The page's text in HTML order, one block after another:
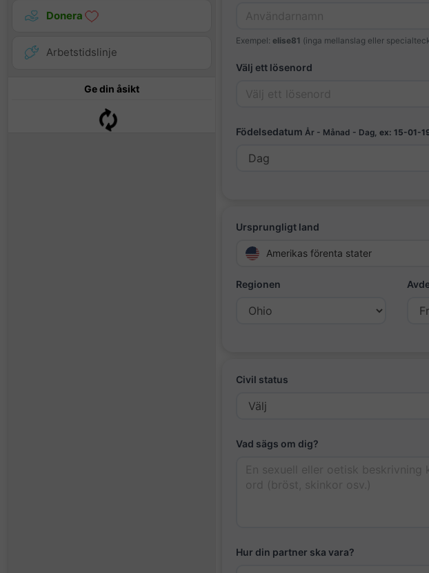
Donera
Arbetstidslinje
Ge din åsikt
Exempel: elise81 (inga mellanslag eller
Välj ett lösenord
Födelsedatum År - Månad - Dag, ex: 15-01-
Ursprungligt land
Amerikas förenta stater
Regionen
Civil status
Vad sägs om dig?
Hur din partner ska vara?